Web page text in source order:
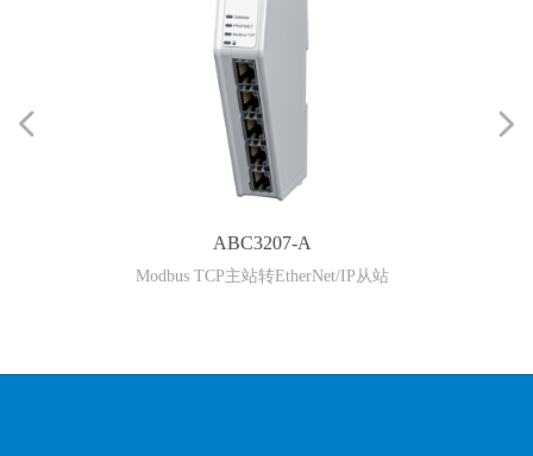
ABC3207-A
Modbus TCP主站转EtherNet/IP从站
넳 넲